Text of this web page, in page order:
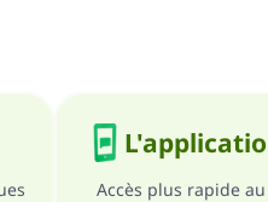
Accès plus rapide